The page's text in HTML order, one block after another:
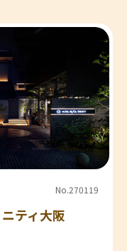
No.270119
ティ大阪